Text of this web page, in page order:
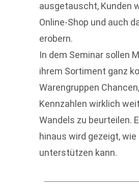
ausgetauscht, Kunden
Online-Shop und auch
erobern.
In dem Seminar sollen
ihrem Sortiment ganz
Warengruppen
Kennzahlen wirklich
Wandels zu beurteilen.
hinaus wird gezeigt, wie
unterstützen kann.